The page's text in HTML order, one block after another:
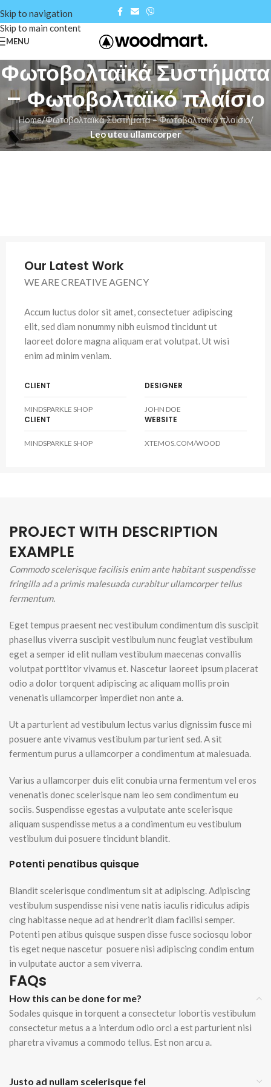
Skip to navigation
Skip to main content
MENU
Φωτοβολταϊκά Συστήματα
– Φωτοβολταϊκό πλαίσιο
Home/Φωτοβολταϊκά Συστήματα – Φωτοβολταϊκό πλαίσιο/
Leo uteu ullamcorper
Our Latest Work
WE ARE CREATIVE AGENCY
Accum luctus dolor sit amet, consectetuer adipiscing
elit, sed diam nonummy nibh euismod tincidunt ut
laoreet dolore magna aliquam erat volutpat. Ut wisi
enim ad minim veniam.
CLIENT
MINDSPARKLE SHOP
DESIGNER
JOHN DOE
CLIENT
MINDSPARKLE SHOP
WEBSITE
XTEMOS.COM/WOOD
PROJECT WITH DESCRIPTION
EXAMPLE
Commodo scelerisque facilisis enim ante habitant suspendisse
fringilla ad a primis malesuada curabitur ullamcorper tellus
fermentum.
Eget tempus praesent nec vestibulum condimentum dis suscipit
phasellus viverra suscipit vestibulum nunc feugiat vestibulum
eget a semper id elit nullam vestibulum maecenas convallis
volutpat porttitor vivamus et. Nascetur laoreet ipsum placerat
odio a dolor torquent adipiscing ac aliquam mollis proin
venenatis ullamcorper imperdiet non ante a.
Ut a parturient ad vestibulum lectus varius dignissim fusce mi
posuere ante vivamus vestibulum parturient sed. A sit
fermentum purus a ullamcorper a condimentum at malesuada.
Varius a ullamcorper duis elit conubia urna fermentum vel eros
venenatis donec scelerisque nam leo sem condimentum eu
sociis. Suspendisse egestas a vulputate ante scelerisque
aliquam suspendisse metus a a condimentum eu vestibulum
vestibulum dui posuere tincidunt blandit.
Potenti penatibus quisque
Blandit scelerisque condimentum sit at adipiscing. Adipiscing
vestibulum suspendisse nisi vene natis iaculis ridiculus adipis
cing habitasse neque ad at hendrerit diam facilisi semper.
Potenti pen atibus quisque suspen disse fusce sociosqu lobor
tis eget neque nascetur posuere nisi adipiscing condim entum
in vulputate auctor a sem viverra.
FAQs
How this can be done for me?
Sodales quisque in torquent a consectetur lobortis vestibulum
consectetur metus a a interdum odio orci a est parturient nisi
pharetra vivamus a commodo tellus. Est non arcu a.
Justo ad nullam scelerisque fel